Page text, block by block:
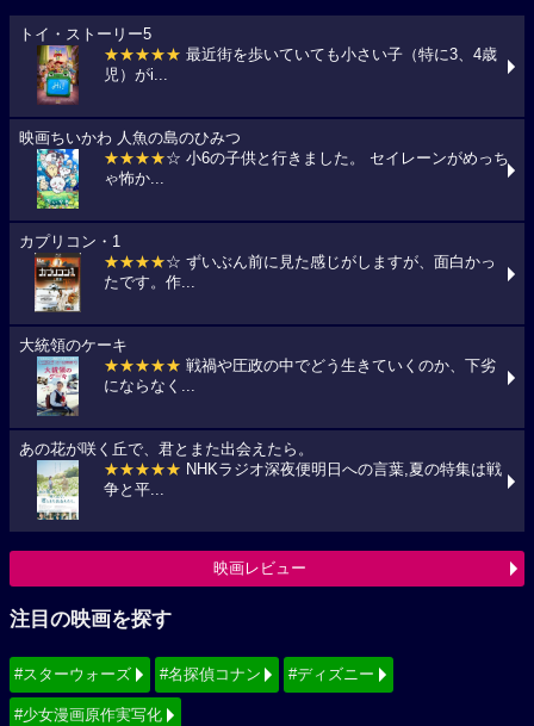
トイ・ストーリー5
★★★★★ 最近街を歩いていても小さい子（特に3、4歳
児）がi...
映画ちいかわ 人魚の島のひみつ
★★★★☆ 小6の子供と行きました。 セイレーンがめっち
ゃ怖か...
カプリコン・1
★★★★☆ ずいぶん前に見た感じがしますが、面白かっ
たです。作...
大統領のケーキ
★★★★★ 戦禍や圧政の中でどう生きていくのか、下劣
にならなく...
あの花が咲く丘で、君とまた出会えたら。
★★★★★ NHKラジオ深夜便明日への言葉,夏の特集は戦
争と平...
映画レビュー
注目の映画を探す
#スターウォーズ #名探偵コナン #ディズニー
#少女漫画原作実写化